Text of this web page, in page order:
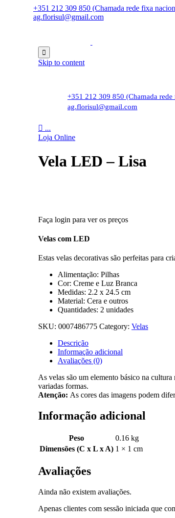
+351 212 309 850 (Chamada rede fixa
ag.florisul@gmail.com

Skip to content
+351 212 309 850 (Chamada
ag.florisul@gmail.com
 ...
Loja Online
Vela LED – Lisa
Faça login para ver os preços
Velas com LED
Estas velas decorativas são perfeitas para
Alimentação: Pilhas
Cor: Creme e Luz Branca
Medidas: 2.2 x 24.5 cm
Material: Cera e outros
Quantidades: 2 unidades
SKU: 0007486775 Category: Velas
Descrição
Informação adicional
Avaliações (0)
As velas são um elemento básico na
variadas formas.
Atenção: As cores das imagens podem
Informação adicional
Peso
0.16 kg
Dimensões (C x L x A) 1 × 1 cm
Avaliações
Ainda não existem avaliações.
Apenas clientes com sessão iniciada que